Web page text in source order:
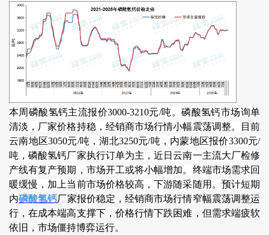
本周磷酸氢钙主流报价3000-3210元/吨。磷酸氢钙市场询单
清淡，厂家价格持稳，经销商市场行情小幅震荡调整。目前
云南地区3050元/吨，湖北3250元/吨，内蒙地区报价3300元/
吨，磷酸氢钙厂家执行订单为主，近日云南一主流大厂检修
产线有复产预期，市场开工或将小幅增加。终端市场需求回
暖缓慢，加上当前市场价格较高，下游随采随用。预计短期
内磷酸氢钙厂家报价稳定，经销商市场行情窄幅震荡调整运
行，在成本端高支撑下，价格行情下跌困难，但需求端疲软
依旧，市场僵持博弈运行。